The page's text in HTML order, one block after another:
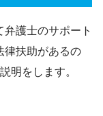
護士のサポート
律扶助があるの
明をします。